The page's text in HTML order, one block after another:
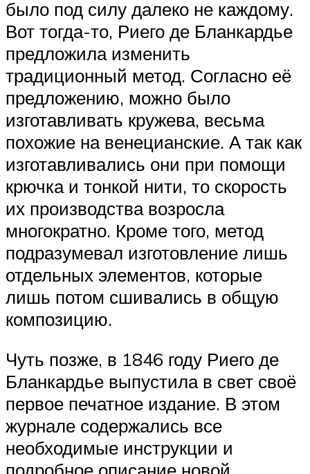
было под силу далеко не каждому.
Вот тогда-то, Риего де Бланкардье
предложила изменить
традиционный метод. Согласно её
предложению, можно было
изготавливать кружева, весьма
похожие на венецианские. А так как
изготавливались они при помощи
крючка и тонкой нити, то скорость
их производства возросла
многократно. Кроме того, метод
подразумевал изготовление лишь
отдельных элементов, которые
лишь потом сшивались в общую
композицию.
Чуть позже, в 1846 году Риего де
Бланкардье выпустила в свет своё
первое печатное издание. В этом
журнале содержались все
необходимые инструкции и